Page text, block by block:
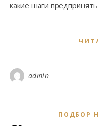
какие шаги
admin
ПОДБОР